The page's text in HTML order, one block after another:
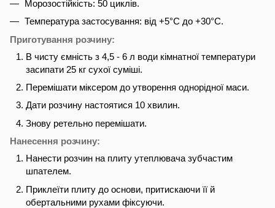
Морозостійкість: 50 циклів.
Температура застосування: від +5°C до +30°C.
Приготування розчину:
В чисту ємність з 4,5 - 6 л води кімнатної температури
засипати 25 кг сухої суміші.
Перемішати міксером до утворення однорідної маси.
Дати розчину настоятися 10 хвилин.
Знову ретельно перемішати.
Нанесення розчину:
Нанести розчин на плиту утеплювача зубчастим
шпателем.
Приклеїти плиту до основи, притискаючи її й
обертальними рухами фіксуючи.